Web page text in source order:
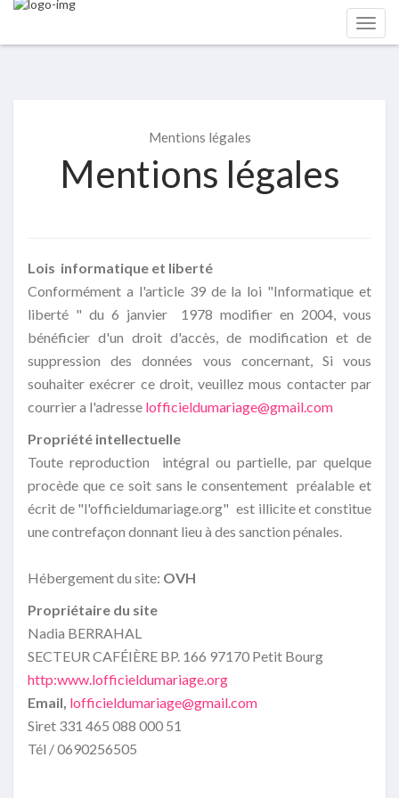
Mentions légales
Mentions légales
Lois informatique et liberté
Conformément a l'article 39 de la loi "Informatique et
liberté " du 6 janvier 1978 modifier en 2004, vous
bénéficier d'un droit d'accès, de modification et de
suppression des données vous concernant, Si vous
souhaiter exécrer ce droit, veuillez mous contacter par
courrier a l'adresse lofficieldumariage@gmail.com
Propriété intellectuelle
Toute reproduction intégral ou partielle, par quelque
procède que ce soit sans le consentement préalable et
écrit de "l'officieldumariage.org" est illicite et constitue
une contrefaçon donnant lieu à des sanction pénales.
Hébergement du site: OVH
Propriétaire du site
Nadia BERRAHAL
SECTEUR CAFÉIÈRE BP. 166 97170 Petit Bourg
http:www.lofficieldumariage.org
Email, lofficieldumariage@gmail.com
Siret 331 465 088 000 51
Tél / 0690256505